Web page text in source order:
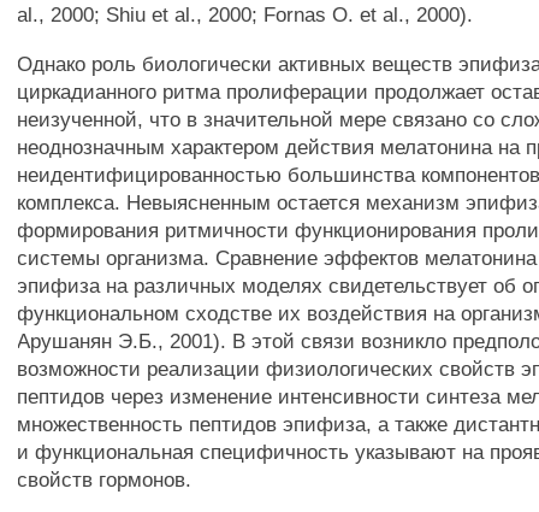
al., 2000; Shiu et al., 2000; Fornas O. et al., 2000).
Однако роль биологически активных веществ
циркадианного ритма пролиферации продолжает
неизученной, что в значительной мере связано со
неоднозначным характером действия мелатонина на
неидентифицированностью большинства
комплекса. Невыясненным остается механизм
формирования ритмичности функционирования
системы организма. Сравнение эффектов
эпифиза на различных моделях свидетельствует об
функциональном сходстве их воздействия на
Арушанян Э.Б., 2001). В этой связи возникло
возможности реализации физиологических свойств
пептидов через изменение интенсивности синтеза
множественность пептидов эпифиза, а также
и функциональная специфичность указывают на
свойств гормонов.